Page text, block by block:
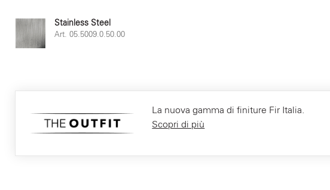
Stainless Steel
Art. 05.5009.0.50.00
La nuova gamma di finiture Fir Italia.
Scopri di più